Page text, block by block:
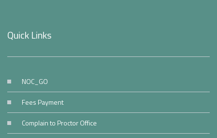
Quick Links
NOC_GO
Fees Payment
Complain to Proctor Office